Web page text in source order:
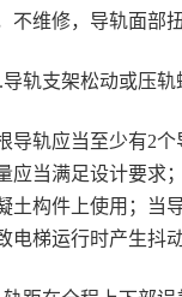
不维修，导轨面部
导轨支架松动或压轨
导轨应当至少有2
应当满足设计要求
土构件上使用；当
电梯运行时产生抖